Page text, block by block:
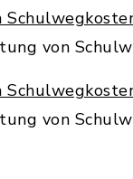
von
von